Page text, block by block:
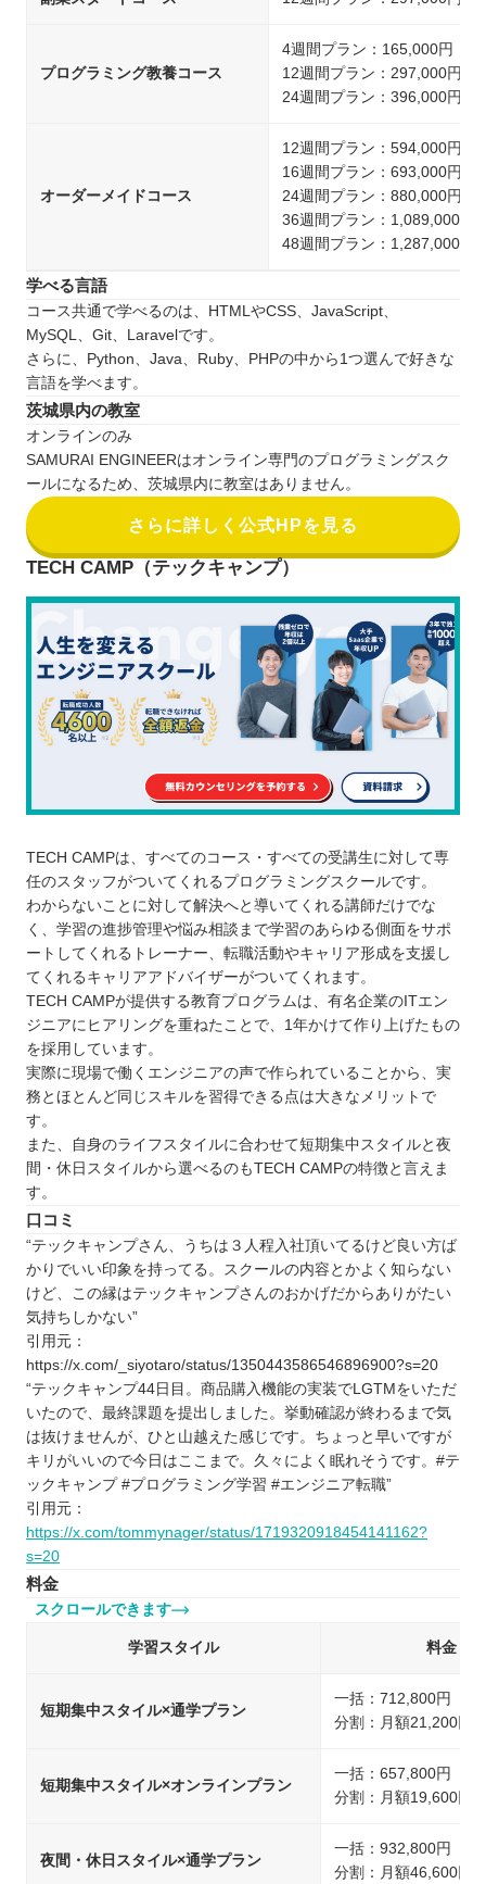
プログラミング教養コース
4週間プラン：165,000円
12週間プラン：297,000円
24週間プラン：396,000円
オーダーメイドコース
12週間プラン：594,000円
16週間プラン：693,000円
24週間プラン：880,000円
36週間プラン：1,089,000円
48週間プラン：1,287,000円
学べる言語
コース共通で学べるのは、HTMLやCSS、JavaScript、
MySQL、Git、Laravelです。
さらに、Python、Java、Ruby、PHPの中から1つ選んで好きな
言語を学べます。
茨城県内の教室
オンラインのみ
SAMURAI ENGINEERはオンライン専門のプログラミングスク
ールになるため、茨城県内に教室はありません。
さらに詳しく公式HPを見る
TECH CAMP（テックキャンプ）
TECH CAMPは、すべてのコース・すべての受講生に対して専
任のスタッフがついてくれるプログラミングスクールです。
わからないことに対して解決へと導いてくれる講師だけでな
く、学習の進捗管理や悩み相談まで学習のあらゆる側面をサポ
ートしてくれるトレーナー、転職活動やキャリア形成を支援し
てくれるキャリアアドバイザーがついてくれます。
TECH CAMPが提供する教育プログラムは、有名企業のITエン
ジニアにヒアリングを重ねたことで、1年かけて作り上げたもの
を採用しています。
実際に現場で働くエンジニアの声で作られていることから、実
務とほとんど同じスキルを習得できる点は大きなメリットで
す。
また、自身のライフスタイルに合わせて短期集中スタイルと夜
間・休日スタイルから選べるのもTECH CAMPの特徴と言えま
す。
口コミ
“テックキャンプさん、うちは３人程入社頂いてるけど良い方ば
かりでいい印象を持ってる。スクールの内容とかよく知らない
けど、この縁はテックキャンプさんのおかげだからありがたい
気持ちしかない”
引用元：
https://x.com/_siyotaro/status/1350443586546896900?s=20
“テックキャンプ44日目。商品購入機能の実装でLGTMをいただ
いたので、最終課題を提出しました。挙動確認が終わるまで気
は抜けませんが、ひと山越えた感じです。ちょっと早いですが
キリがいいので今日はここまで。久々によく眠れそうです。#テ
ックキャンプ #プログラミング学習 #エンジニア転職”
引用元：
https://x.com/tommynager/status/1719320918454141162?
s=20
料金
スクロールできます
学習スタイル 料金
短期集中スタイル×通学プラン
一括：712,800円（税
分割：月額21,200円
短期集中スタイル×オンラインプラン
一括：657,800円（税
分割：月額19,600円
夜間・休日スタイル×通学プラン
一括：932,800円（税
分割：月額46,600円